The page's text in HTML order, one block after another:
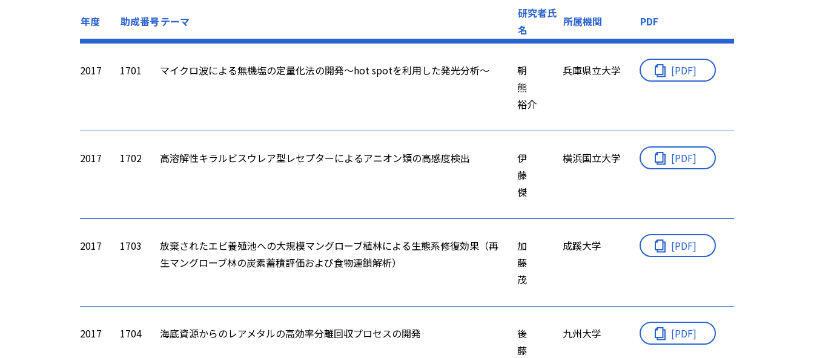
年度 助成番号テーマ
研究者氏
名
所属機関 PDF
2017 1701 マイクロ波による無機塩の定量化法の開発～hot spotを利用した発光分析～
朝
熊
裕介
兵庫県立大学 [PDF]
2017 1702 高溶解性キラルビスウレア型レセプターによるアニオン類の高感度検出
伊
藤
傑
横浜国立大学 [PDF]
2017 1703
放棄されたエビ養殖池への大規模マングローブ植林による生態系修復効果（再
生マングローブ林の炭素蓄積評価および食物連鎖解析）
加
藤
茂
成蹊大学 [PDF]
2017 1704 海底資源からのレアメタルの高効率分離回収プロセスの開発
後
藤
九州大学 [PDF]